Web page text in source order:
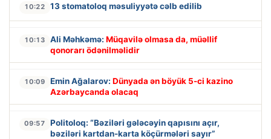
10:22 13 stomatoloq məsuliyyətə cəlb edilib
10:13 Ali Məhkəmə: Müqavilə olmasa da, müəllif
qonorarı ödənilməlidir
10:09 Emin Ağalarov: Dünyada ən böyük 5-ci kazino
Azərbaycanda olacaq
09:57
Politoloq: “Bəziləri gələcəyin qapısını açır,
bəziləri kartdan-karta köçürmələri sayır”